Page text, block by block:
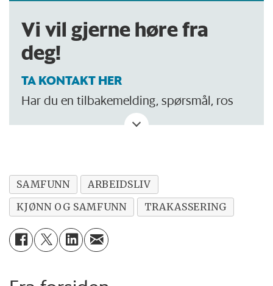
Vi vil gjerne høre fra
deg!
TA KONTAKT HER
Har du en tilbakemelding, spørsmål, ros
eller kritikk? Eller tips om noe vi bør skrive
SAMFUNN
ARBEIDSLIV
KJØNN OG SAMFUNN
TRAKASSERING